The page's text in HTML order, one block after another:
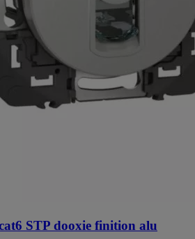
STP dooxie finition alu